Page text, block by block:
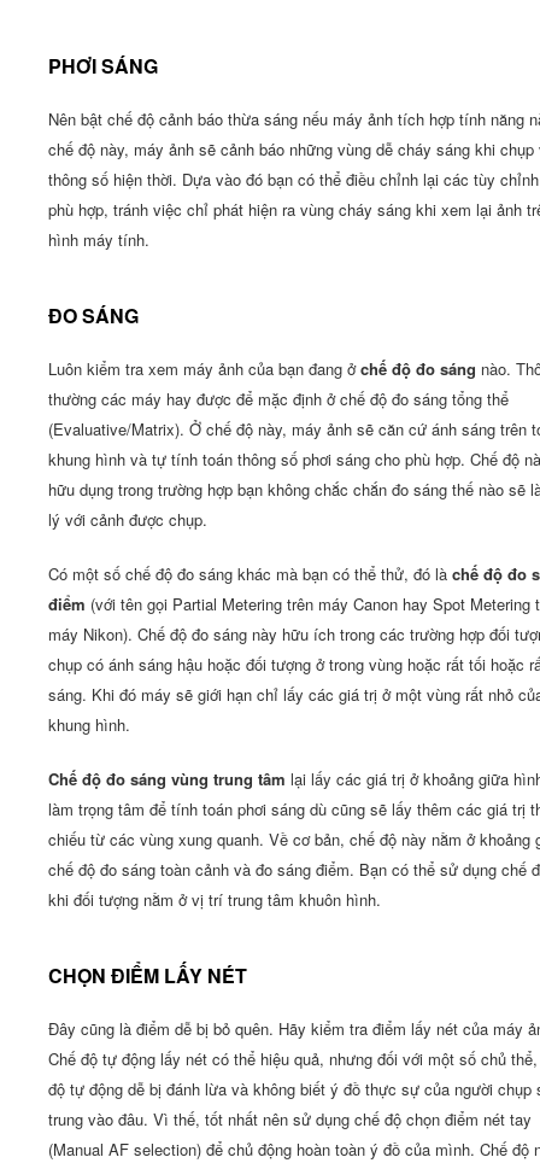
PHƠI SÁNG
Nên bật chế độ cảnh báo thừa sáng nếu máy ảnh tích hợp tính năng
chế độ này, máy ảnh sẽ cảnh báo những vùng dễ cháy sáng khi chụp
thông số hiện thời. Dựa vào đó bạn có thể điều chỉnh lại các tùy
phù hợp, tránh việc chỉ phát hiện ra vùng cháy sáng khi xem lại ảnh
hình máy tính.
ĐO SÁNG
Luôn kiểm tra xem máy ảnh của bạn đang ởchế độ đo sáng nào.
thường các máy hay được để mặc định ở chế độ đo sáng tổng thể
(Evaluative/Matrix). Ở chế độ này, máy ảnh sẽ căn cứ ánh sáng trên
khung hình và tự tính toán thông số phơi sáng cho phù hợp. Chế độ
hữu dụng trong trường hợp bạn không chắc chắn đo sáng thế nào sẽ
lý với cảnh được chụp.
Có một số chế độ đo sáng khác mà bạn có thể thử, đó là chế độ đo
điểm (với tên gọi Partial Metering trên máy Canon hay Spot Metering
máy Nikon). Chế độ đo sáng này hữu ích trong các trường hợp đối
chụp có ánh sáng hậu hoặc đối tượng ở trong vùng hoặc rất tối hoặc
sáng. Khi đó máy sẽ giới hạn chỉ lấy các giá trị ở một vùng rất nhỏ
khung hình.
Chế độ đo sáng vùng trung tâm lại lấy các giá trị ở khoảng giữa
làm trọng tâm để tính toán phơi sáng dù cũng sẽ lấy thêm các giá trị
chiếu từ các vùng xung quanh. Về cơ bản, chế độ này nằm ở khoảng
chế độ đo sáng toàn cảnh và đo sáng điểm. Bạn có thể sử dụng chế
khi đối tượng nằm ở vị trí trung tâm khuôn hình.
CHỌN ĐIỂM LẤY NÉT
Đây cũng là điểm dễ bị bỏ quên. Hãy kiểm tra điểm lấy nét của máy
Chế độ tự động lấy nét có thể hiệu quả, nhưng đối với một số chủ
độ tự động dễ bị đánh lừa và không biết ý đồ thực sự của người chụp
trung vào đâu. Vì thế, tốt nhất nên sử dụng chế độ chọn điểm nét tay
(Manual AF selection) để chủ động hoàn toàn ý đồ của mình. Chế độ